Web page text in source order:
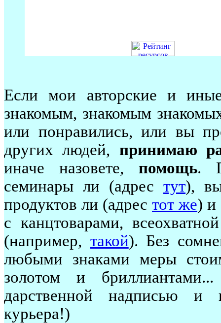
Если мои авторские и
знакомым, знакомым
или понравились, или вы
других людей, принимаю
иначе назовете, помощь.
семинары ли (адрес тут),
продуктов ли (адрес тот же) и
с канцтоварами,
(например, такой). Без
любыми знаками меры
золотом и
дарственной надписью и
курьера!)